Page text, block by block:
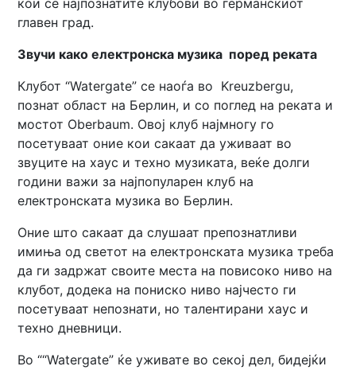
кои се најпознатите клубови во германскиот
главен град.
Звучи како електронска музика поред реката
Клубот “Watergate” се наоѓа во Kreuzbergu,
познат област на Берлин, и со поглед на реката и
мостот Oberbaum. Овој клуб најмногу го
посетуваат оние кои сакаат да уживаат во
звуците на хаус и техно музиката, веќе долги
години важи за најпопуларен клуб на
електронската музика во Берлин.
Оние што сакаат да слушаат препознатливи
имиња од светот на електронската музика треба
да ги задржат своите места на повисоко ниво на
клубот, додека на пониско ниво најчесто ги
посетуваат непознати, но талентирани хаус и
техно дневници.
Во ““Watergate” ќе уживате во секој дел, бидејќи